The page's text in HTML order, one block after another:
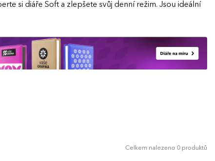
si diáře Soft a zlepšete svůj denní režim. Jsou ideální
Celkem nalezeno 0 produktů